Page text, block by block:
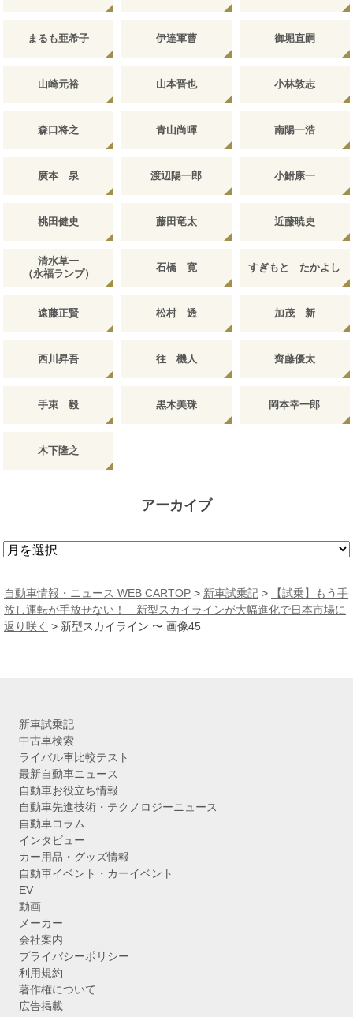
まるも亜希子 伊達軍曹 御堀直嗣
山崎元裕 山本晋也 小林敦志
森口将之 青山尚暉 南陽一浩
廣本 泉 渡辺陽一郎 小鮒康一
桃田健史 藤田竜太 近藤暁史
清水草一
（永福ランプ）
石橋 寛 すぎもと たかよし
遠藤正賢 松村 透 加茂 新
西川昇吾 往 機人 齊藤優太
手束 毅 黒木美珠 岡本幸一郎
木下隆之
アーカイブ
ア
カ
イ
ブ
自動車情報・ニュース WEB CARTOP > 新車試乗記 >
【試乗】もう手
放し運転が手放せない！ 新型スカイラインが大幅進化で日本市場に
返り咲く > 新型スカイライン 〜 画像45
新車試乗記
中古車検索
ライバル車比較テスト
最新自動車ニュース
自動車お役立ち情報
自動車先進技術・テクノロジーニュース
自動車コラム
インタビュー
カー用品・グッズ情報
自動車イベント・カーイベント
EV
動画
メーカー
会社案内
プライバシーポリシー
利用規約
著作権について
広告掲載